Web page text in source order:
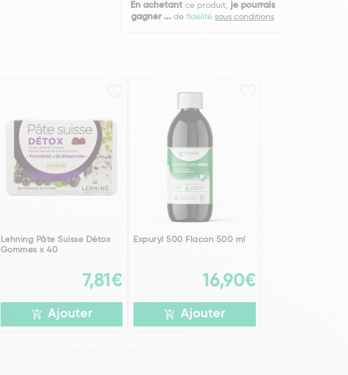
En achetantce produit, je pourrais
gagner ... defidélitésous conditions
Lehning Pâte Suisse Détox
Gommes x 40
7,81€
Ajouter
Expuryl 500 Flacon 500 ml
16,90€
Ajouter